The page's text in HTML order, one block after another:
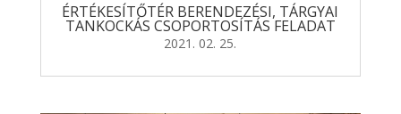
ÉRTÉKESÍTŐTÉR BERENDEZÉSI, TÁRGYAI
TANKOCKÁS CSOPORTOSÍTÁS FELADAT
2021. 02. 25.